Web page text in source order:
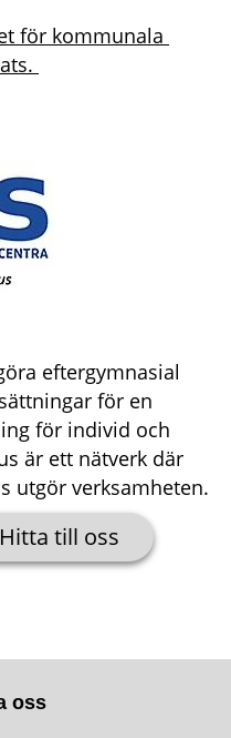
för kommunala
eftergymnasial
för en
för individ och
är ett nätverk där
utgör verksamheten.
Hitta till oss
oss